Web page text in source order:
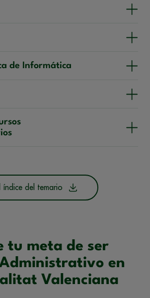
de Informática
índice del temario
tu meta de ser
en
Valenciana